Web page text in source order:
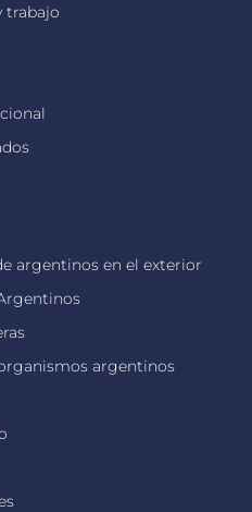
trabajo
argentinos en el exterior
argentinos